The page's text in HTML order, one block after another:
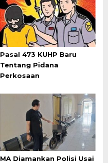
Pasal 473 KUHP Baru
Tentang Pidana
Perkosaan
MA Diamankan Polisi Usai